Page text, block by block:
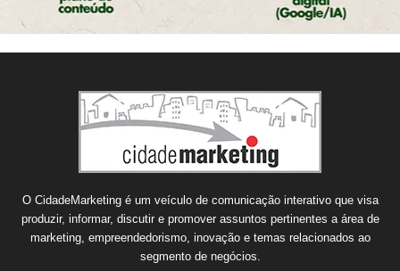
O CidadeMarketing é um veículo de comunicação interativo que visa
produzir, informar, discutir e promover assuntos pertinentes a área de
marketing, empreendedorismo, inovação e temas relacionados ao
segmento de negócios.